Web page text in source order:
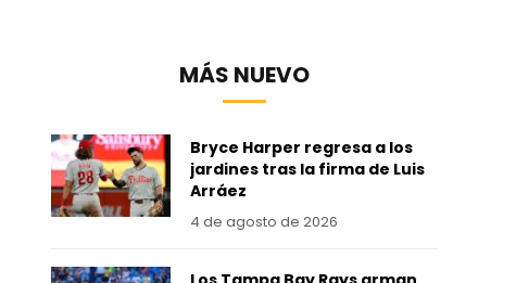
MÁS NUEVO
Bryce Harper regresa a los
jardines tras la firma de Luis
Arráez
4 de agosto de 2026